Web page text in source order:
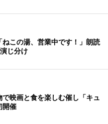
この湯、営業中です！」朗読
じ分け
映画と食を楽しむ催し「キュ
開催